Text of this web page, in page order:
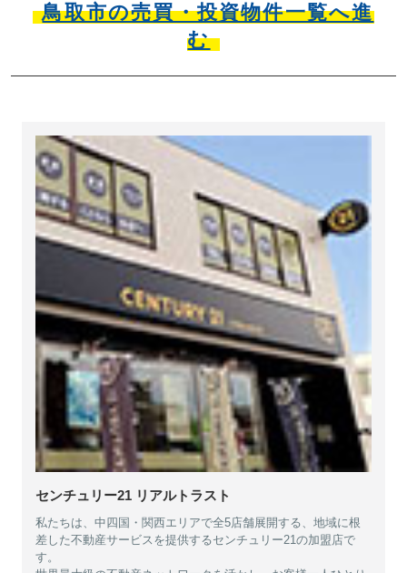
鳥取市の売買・投資物件一覧へ進
む
センチュリー21 リアルトラスト
私たちは、中四国・関西エリアで全5店舗展開する、地域に根
差した不動産サービスを提供するセンチュリー21の加盟店で
す。